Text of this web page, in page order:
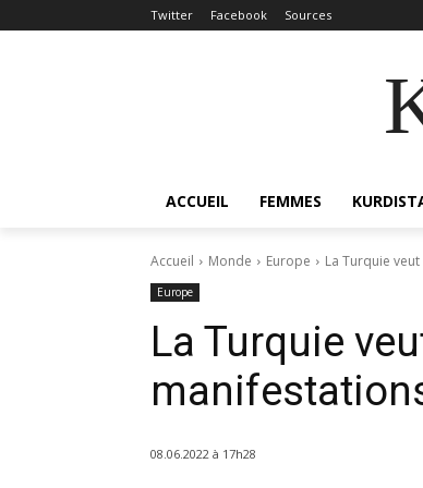
Twitter Facebook Sources
ACCUEIL FEMMES
Accueil Monde Europe La Turquie
Europe
La Turquie
08.06.2022 à 17h28